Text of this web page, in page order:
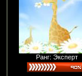
Ранг: Эксперт